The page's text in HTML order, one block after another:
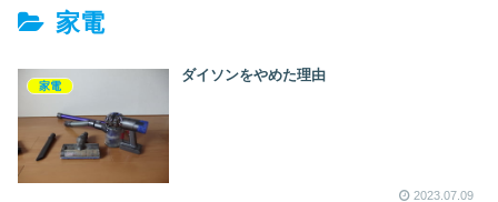
家電
家電
ダイソンをやめた理由
2023.07.09